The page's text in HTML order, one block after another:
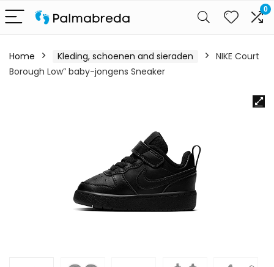
0
Home Kleding, schoenen and sieraden
NIKE Court
Borough Low” baby-jongens Sneaker